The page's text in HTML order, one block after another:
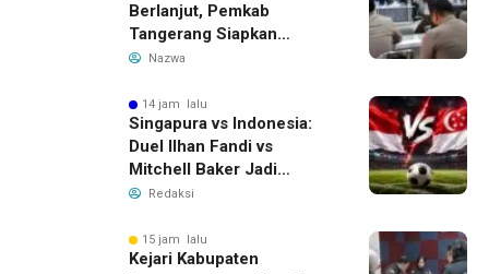
Berlanjut, Pemkab
Tangerang Siapkan
Langkah Antisipasi Krisis
Nazwa
14 jam lalu
Singapura vs Indonesia:
Duel Ilhan Fandi vs
Mitchell Baker Jadi
Sorotan di Piala AFF 2026
Redaksi
15 jam lalu
Kejari Kabupaten